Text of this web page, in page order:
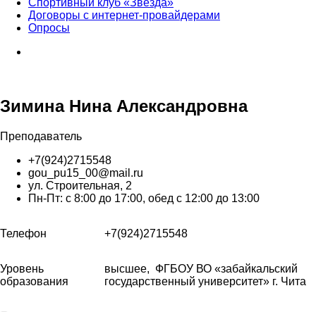
Договоры с интернет-провайдерами
Опросы
Зимина Нина Александровна
Преподаватель
+7(924)2715548
gou_pu15_00@mail.ru
ул. Строительная, 2
Пн-Пт: с 8:00 до 17:00, обед с 12:00 до 13:00
Телефон +7(924)2715548
Уровень
образования
высшее, ФГБОУ ВО «забайкальский
государственный университет» г. Чита